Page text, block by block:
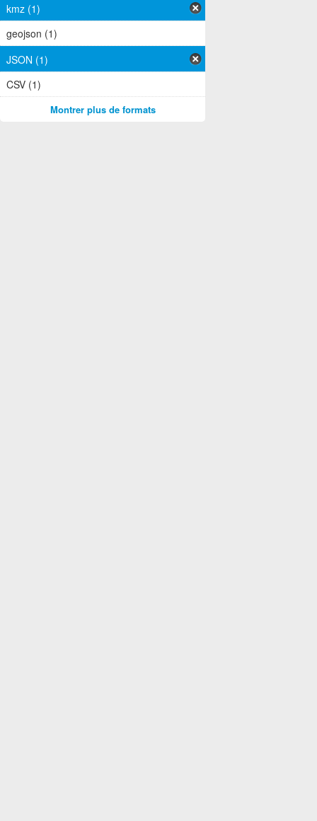
kmz (1)
geojson (1)
JSON (1)
CSV (1)
Montrer plus de formats